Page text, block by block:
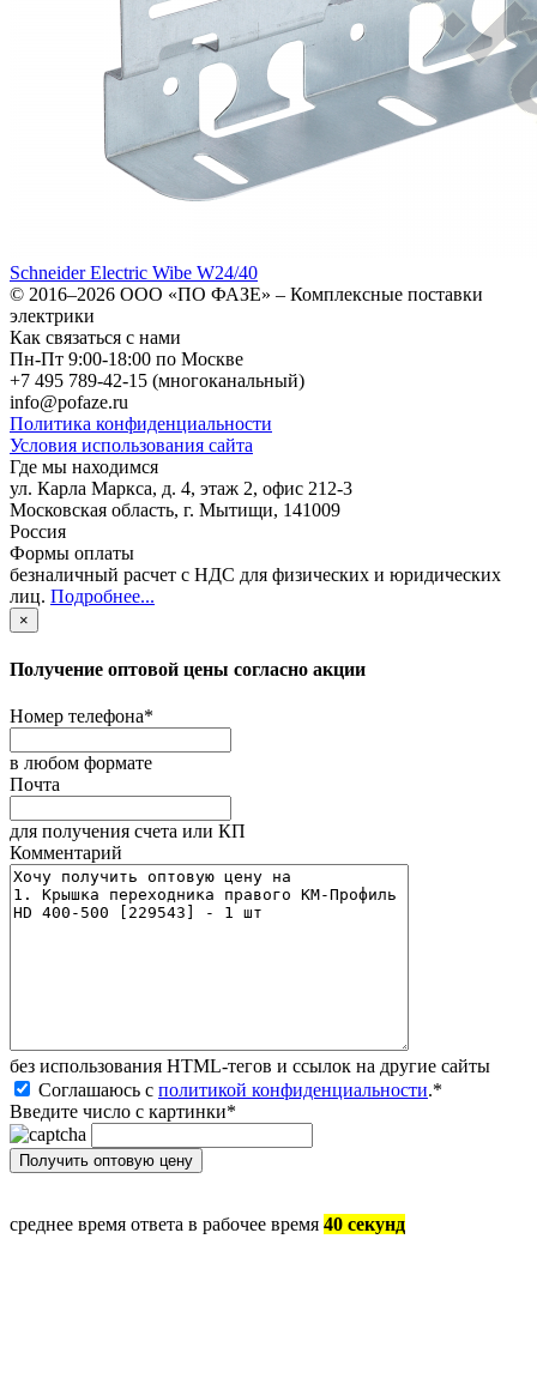
Schneider Electric Wibe W24/40
© 2016–2026 ООО «ПО ФАЗЕ» – Комплексные поставки
электрики
Как связаться с нами
Пн-Пт 9:00-18:00 по Москве
+7 495 789-42-15 (многоканальный)
info@pofaze.ru
Политика конфиденциальности
Условия использования сайта
Где мы находимся
ул. Карла Маркса, д. 4, этаж 2, офис 212-3
Московская область, г. Мытищи, 141009
Россия
Формы оплаты
безналичный расчет с НДС для физических и юридических
лиц. Подробнее...
×
Получение оптовой цены согласно акции
Номер телефона*
в любом формате
Почта
для получения счета или КП
Комментарий
без иcпользования HTML-тегов и ссылок на другие сайты
Соглашаюсь с политикой конфиденциальности.*
Введите число с картинки*
среднее время ответа в рабочее время 40 секунд